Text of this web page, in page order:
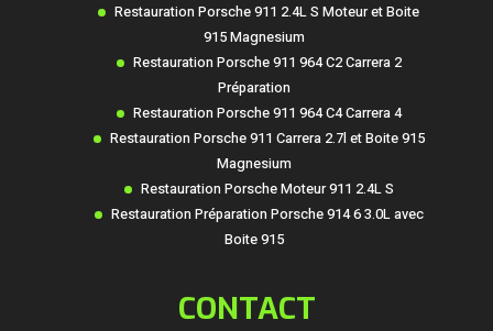
Restauration Porsche 911 2.4L S Moteur et Boite
915 Magnesium
Restauration Porsche 911 964 C2 Carrera 2
Préparation
Restauration Porsche 911 964 C4 Carrera 4
Restauration Porsche 911 Carrera 2.7l et Boite 915
Magnesium
Restauration Porsche Moteur 911 2.4L S
Restauration Préparation Porsche 914 6 3.0L avec
Boite 915
CONTACT